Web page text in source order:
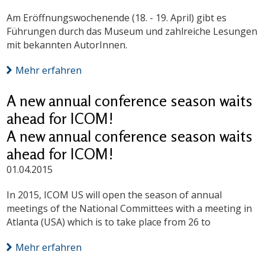
Am Eröffnungswochenende (18. - 19. April) gibt es
Führungen durch das Museum und zahlreiche Lesungen
mit bekannten AutorInnen.
Mehr erfahren
A new annual conference season waits
ahead for ICOM!
A new annual conference season waits
ahead for ICOM!
01.04.2015
In 2015, ICOM US will open the season of annual
meetings of the National Committees with a meeting in
Atlanta (USA) which is to take place from 26 to
Mehr erfahren